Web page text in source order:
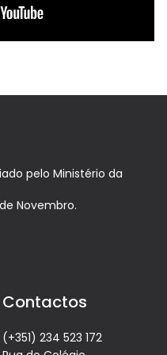
pelo Ministério da
Novembro.
Contactos
(+351) 234 523 172